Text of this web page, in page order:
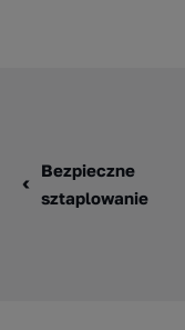
Bezpieczne
sztaplowanie